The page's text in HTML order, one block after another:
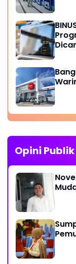
Opini Publik